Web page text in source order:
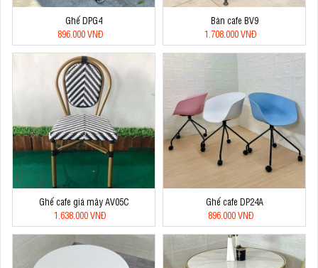
Ghế DPG4
896.000 VNĐ
Bàn cafe BV9
1.708.000 VNĐ
Ghế cafe giá mây AV05C
1.638.000 VNĐ
Ghế cafe DP24A
896.000 VNĐ